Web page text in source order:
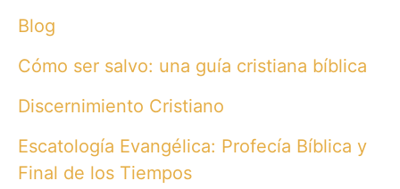
Blog
Cómo ser salvo: una guía cristiana bíblica
Discernimiento Cristiano
Escatología Evangélica: Profecía Bíblica y
Final de los Tiempos